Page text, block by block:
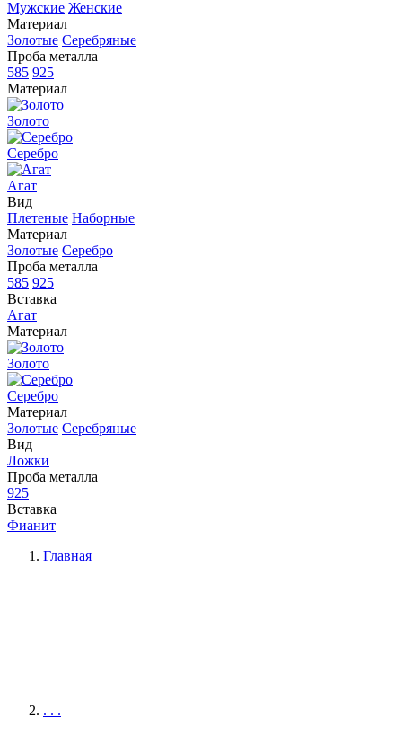
Мужские Женские
Материал
Золотые Серебряные
Проба металла
585 925
Материал
Золото
Серебро
Агат
Вид
Плетеные Наборные
Материал
Золотые Серебро
Проба металла
585 925
Вставка
Агат
Материал
Золото
Серебро
Материал
Золотые Серебряные
Вид
Ложки
Проба металла
925
Вставка
Фианит
Главная
. . .